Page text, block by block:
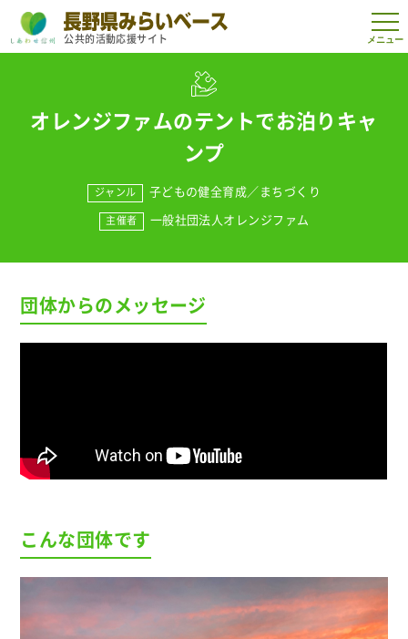
t
o
公共的活動応援サイト
オレンジファムのテントでお泊りキャ
ンプ
ジャンル 子どもの健全育成／ まちづくり
主催者 一般社団法人オレンジファム
団体からのメッセージ
こんな団体です